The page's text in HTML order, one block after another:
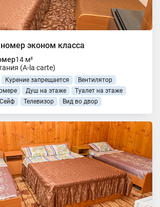
эконом класса
14 м²
(A-la carte)
Курение запрещается
Вентилятор
Душ на этаже
Туалет на этаже
Сейф Телевизор Вид во двор